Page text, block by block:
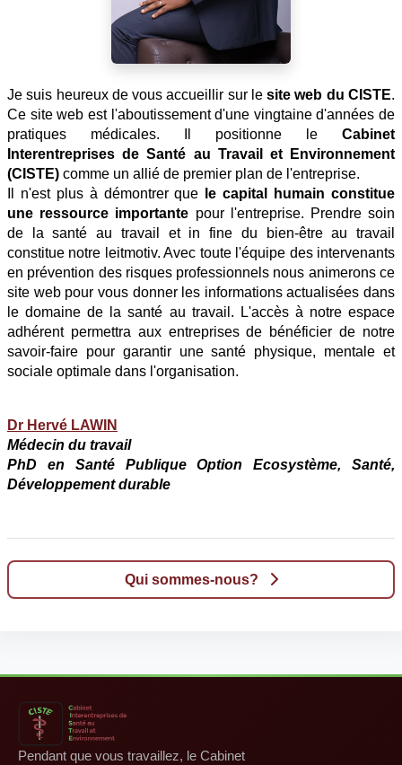
Je suis heureux de vous accueillir sur lesite web du CISTE.
Ce site web est l'aboutissement d'une vingtaine d'années de
pratiques médicales. Il positionne le Cabinet
Interentreprises de Santé au Travail et Environnement
(CISTE) comme un allié de premier plan de l'entreprise.
Il n'est plus à démontrer que
le capital humain constitue
une ressource importante pour l'entreprise. Prendre soin
de la santé au travail et in fine du bien-être au travail
constitue notre leitmotiv. Avec toute l'équipe des intervenants
en prévention des risques professionnels nous animerons ce
site web pour vous donner les informations actualisées dans
le domaine de la santé au travail. L'accès à notre espace
adhérent permettra aux entreprises de bénéficier de notre
savoir-faire pour garantir une santé physique, mentale et
sociale optimale dans l'organisation.
Dr Hervé LAWIN
Médecin du travail
PhD en Santé Publique Option Ecosystème, Santé,
Développement durable
Qui sommes-nous?
Pendant que vous travaillez, le Cabinet